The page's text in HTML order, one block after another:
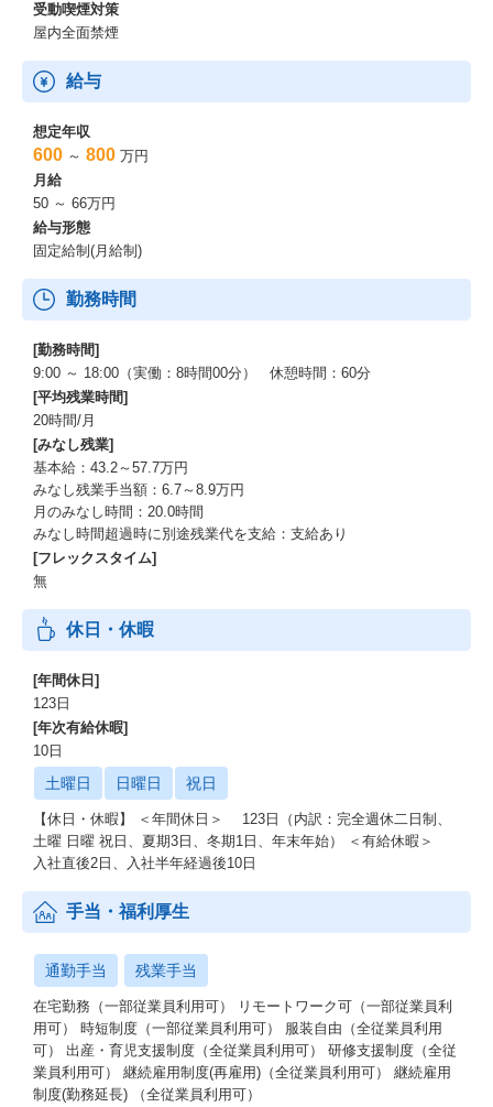
受動喫煙対策
屋内全面禁煙
給与
想定年収
600 ～ 800 万円
月給
50 ～ 66万円
給与形態
固定給制(月給制)
勤務時間
[勤務時間]
9:00 ～ 18:00（実働：8時間00分） 休憩時間：60分
[平均残業時間]
20時間/月
[みなし残業]
基本給：43.2～57.7万円
みなし残業手当額：6.7～8.9万円
月のみなし時間：20.0時間
みなし時間超過時に別途残業代を支給：支給あり
[フレックスタイム]
無
休日・休暇
[年間休日]
123日
[年次有給休暇]
10日
土曜日 日曜日 祝日
【休日・休暇】 ＜年間休日＞ 123日（内訳：完全週休二日制、
土曜 日曜 祝日、夏期3日、冬期1日、年末年始） ＜有給休暇＞
入社直後2日、入社半年経過後10日
手当・福利厚生
通勤手当 残業手当
在宅勤務（一部従業員利用可） リモートワーク可（一部従業員利
用可） 時短制度（一部従業員利用可） 服装自由（全従業員利用
可） 出産・育児支援制度（全従業員利用可） 研修支援制度（全従
業員利用可） 継続雇用制度(再雇用)（全従業員利用可） 継続雇用
制度(勤務延長) （全従業員利用可）